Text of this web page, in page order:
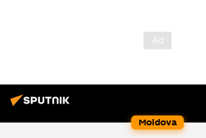
Moldova